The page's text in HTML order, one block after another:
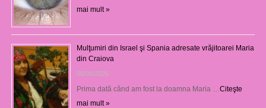
mai mult »
Mulţumiri din Israel şi Spania adresate vrăjitoarei Maria
din Craiova
08/08/2026
Prima dată când am fost la doamna Maria … Citeşte
mai mult »